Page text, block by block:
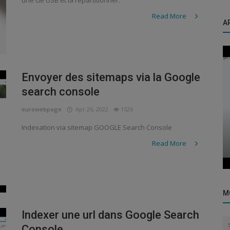
Read More
Envoyer des sitemaps via la Google
search console
eurowebpage Apr 26, 2022 1526
Indexation via sitemap GOOGLE Search Console
Read More
Indexer une url dans Google Search
Installation de Google Chrome sur Debian